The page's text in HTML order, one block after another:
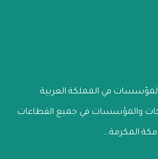
في المملكة العربية
والمؤسسات في جميع القطاعات
مكة المكرمة...